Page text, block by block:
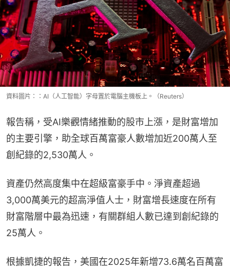
資料圖片：：AI（人工智能）字母置於電腦主機板上。（Reuters）
報告稱，受AI樂觀情緒推動的股市上漲，是財富增加
的主要引擎，助全球百萬富豪人數增加近200萬人至
創紀錄的2,530萬人。
資產仍然高度集中在超級富豪手中。淨資產超過
3,000萬美元的超高淨值人士，財富增長速度在所有
財富階層中最為迅速，有關群組人數已達到創紀錄的
25萬人。
根據凱捷的報告，美國在2025年新增73.6萬名百萬富